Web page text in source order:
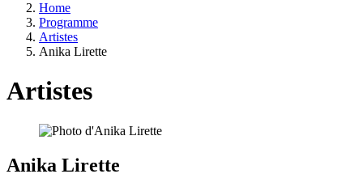
Home
Programme
Artistes
Anika Lirette
Artistes
Anika Lirette